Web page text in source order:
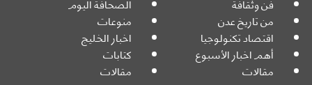
من تاريخ عدن منوعات
اقتصاد تكنولوجيا اخبار الخليج
أهم اخبار الأسبوع كتابات
مقالات مقالات